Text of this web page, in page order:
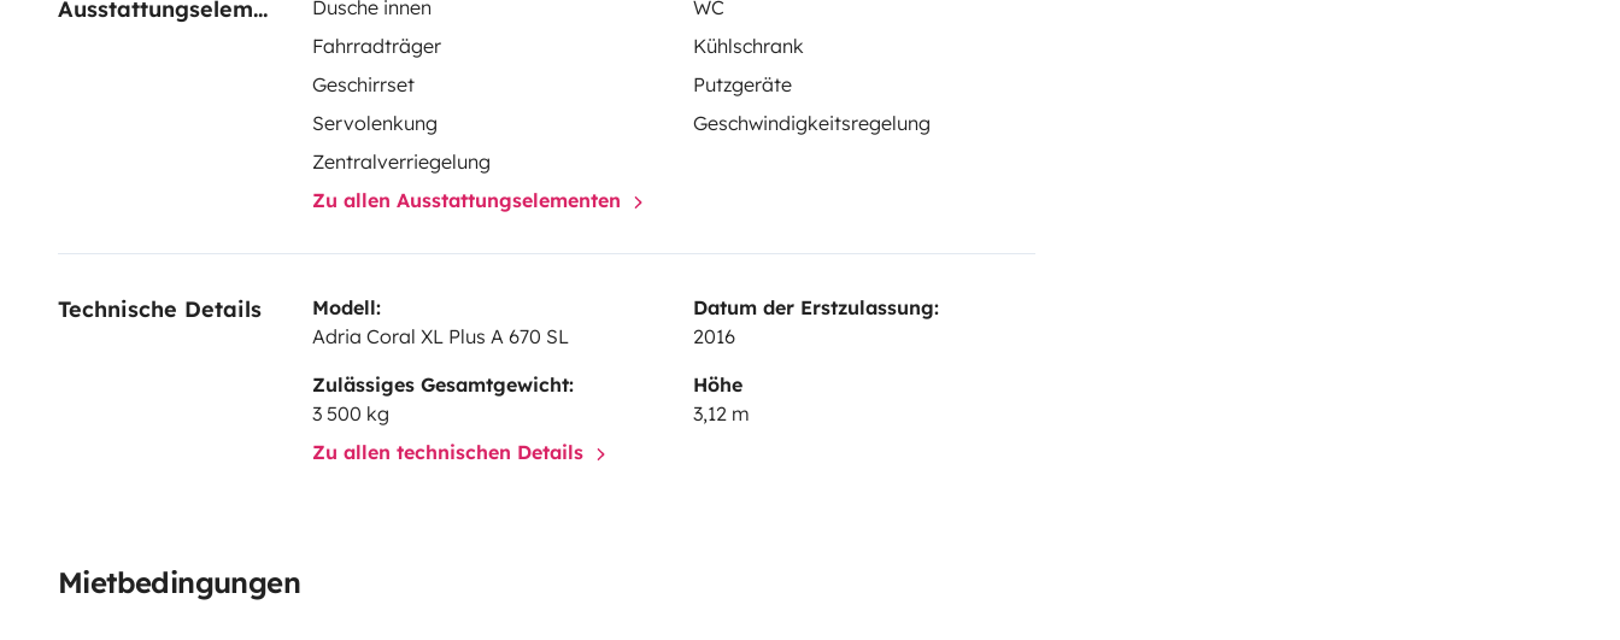
Ausstattungselemente Dusche innen
WC
Fahrradträger
Kühlschrank
Geschirrset
Putzgeräte
Servolenkung
Geschwindigkeitsregelung
Zentralverriegelung
Zu allen Ausstattungselementen
Technische Details
Modell:
Adria Coral XL Plus A 670 SL
Datum der Erstzulassung:
2016
Zulässiges Gesamtgewicht:
3 500 kg
Höhe
3,12 m
Zu allen technischen Details
Mietbedingungen